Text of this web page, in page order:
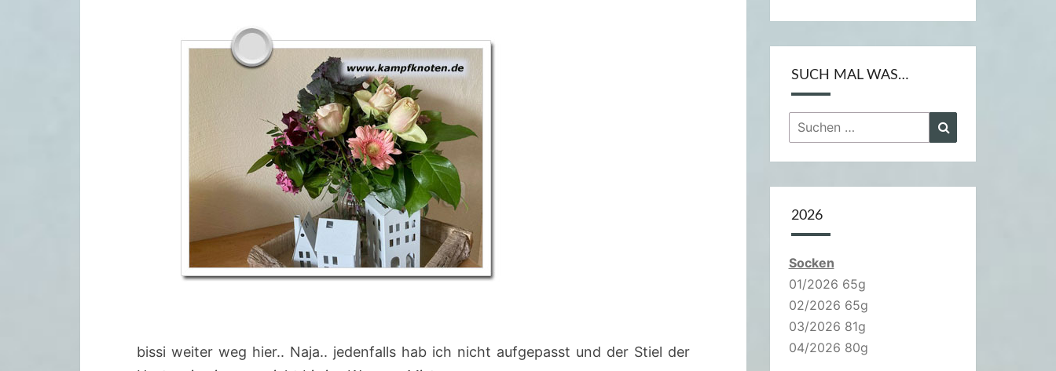
7
.
1
0
.
2
5
)
bissi weiter weg hier.. Naja.. jedenfalls hab ich nicht aufgepasst und der Stiel der
SUCH MAL WAS…
Suchen
nach:
2026
Socken
01/2026 65g
02/2026 65g
03/2026 81g
04/2026 80g